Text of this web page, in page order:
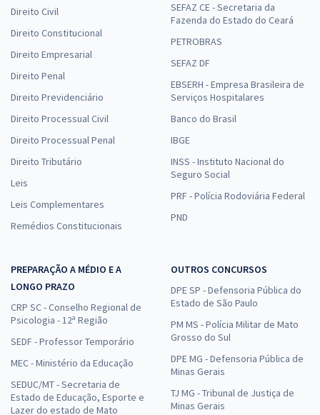
Direito Civil
Direito Constitucional
Direito Empresarial
Direito Penal
Direito Previdenciário
Direito Processual Civil
Direito Processual Penal
Direito Tributário
Leis
Leis Complementares
Remédios Constitucionais
SEFAZ CE - Secretaria da
Fazenda do Estado do Ceará
PETROBRAS
SEFAZ DF
EBSERH - Empresa Brasileira de
Serviços Hospitalares
Banco do Brasil
IBGE
INSS - Instituto Nacional do
Seguro Social
PRF - Polícia Rodoviária Federal
PND
PREPARAÇÃO A MÉDIO E A
LONGO PRAZO
CRP SC - Conselho Regional de
Psicologia - 12ª Região
SEDF - Professor Temporário
MEC - Ministério da Educação
SEDUC/MT - Secretaria de
Estado de Educação, Esporte e
Lazer do estado de Mato
OUTROS CONCURSOS
DPE SP - Defensoria Pública do
Estado de São Paulo
PM MS - Polícia Militar de Mato
Grosso do Sul
DPE MG - Defensoria Pública de
Minas Gerais
TJ MG - Tribunal de Justiça de
Minas Gerais